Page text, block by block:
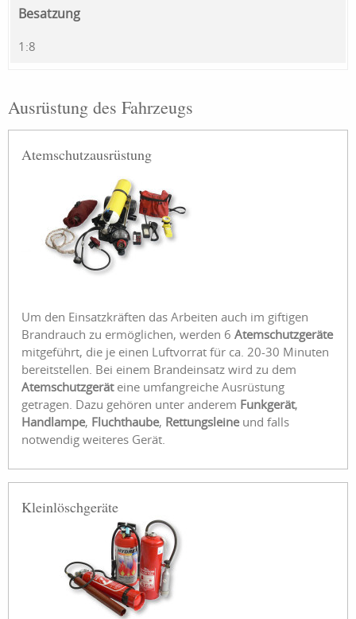
Besatzung
1:8
Ausrüstung des Fahrzeugs
Atemschutzausrüstung
Um den Einsatzkräften das Arbeiten auch im giftigen
Brandrauch zu ermöglichen, werden 6 Atemschutzgeräte
mitgeführt, die je einen Luftvorrat für ca. 20-30 Minuten
bereitstellen. Bei einem Brandeinsatz wird zu dem
Atemschutzgeräteine umfangreiche Ausrüstung
getragen. Dazu gehören unter anderem Funkgerät,
Handlampe, Fluchthaube, Rettungsleineund falls
notwendig weiteres Gerät.
Kleinlöschgeräte